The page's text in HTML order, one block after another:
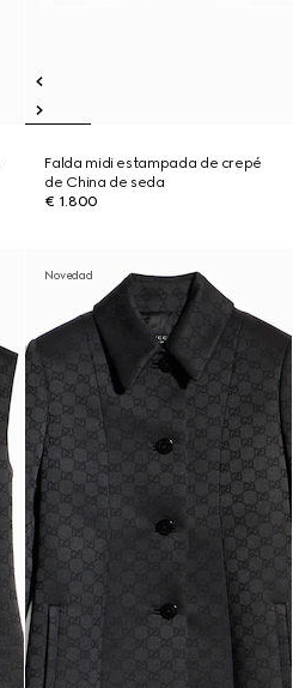
Falda midi estampada de crepé
de China de seda
€ 1.800
Novedad